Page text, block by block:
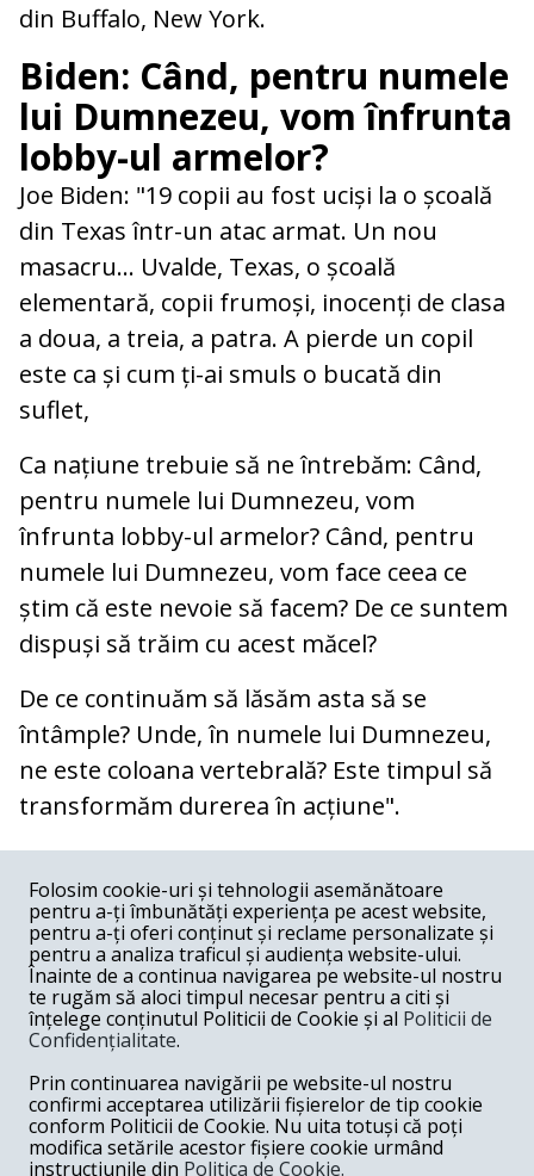
din Buffalo, New York.
Biden: Când, pentru numele
lui Dumnezeu, vom înfrunta
lobby-ul armelor?
Joe Biden: "19 copii au fost uciși la o școală
din Texas într-un atac armat. Un nou
masacru... Uvalde, Texas, o școală
elementară, copii frumoși, inocenți de clasa
a doua, a treia, a patra. A pierde un copil
este ca și cum ți-ai smuls o bucată din
suflet,
Ca națiune trebuie să ne întrebăm: Când,
pentru numele lui Dumnezeu, vom
înfrunta lobby-ul armelor? Când, pentru
numele lui Dumnezeu, vom face ceea ce
știm că este nevoie să facem? De ce suntem
dispuși să trăim cu acest măcel?
De ce continuăm să lăsăm asta să se
întâmple? Unde, în numele lui Dumnezeu,
ne este coloana vertebrală? Este timpul să
transformăm durerea în acțiune".
COMENTARII
Nume
Email
Folosim cookie-uri și tehnologii asemănătoare
pentru a-ți îmbunătăți experiența pe acest website,
pentru a-ți oferi conținut și reclame personalizate și
pentru a analiza traficul și audiența website-ului.
Înainte de a continua navigarea pe website-ul nostru
te rugăm să aloci timpul necesar pentru a citi și
înțelege conținutul Politicii de Cookie și al Politicii de
Confidențialitate.
Prin continuarea navigării pe website-ul nostru
confirmi acceptarea utilizării fișierelor de tip cookie
conform Politicii de Cookie. Nu uita totuși că poți
modifica setările acestor fișiere cookie urmând
instrucțiunile din Politica de Cookie.